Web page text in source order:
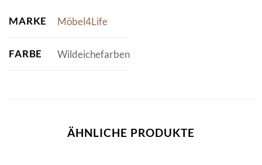
MARKE Möbel4Life
FARBE Wildeichefarben
ÄHNLICHE PRODUKTE